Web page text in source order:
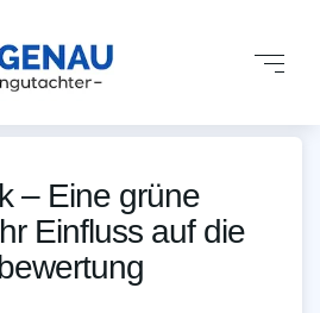
– Eine grüne
Einfluss auf die